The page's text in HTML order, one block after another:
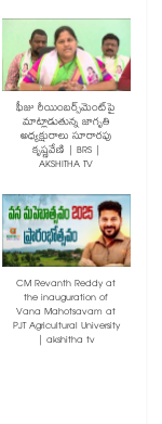
ఫీజు రీయింబర్స్‌మెంట్‌పై
మాట్లాడుతున్న జాగృతి
అధ్యక్షురాలు సూరారపు
కృష్ణవేణి | BRS |
AKSHITHA TV
CM Revanth Reddy at
the inauguration of
Vana Mahotsavam at
PJT Agricultural University
| akshitha tv